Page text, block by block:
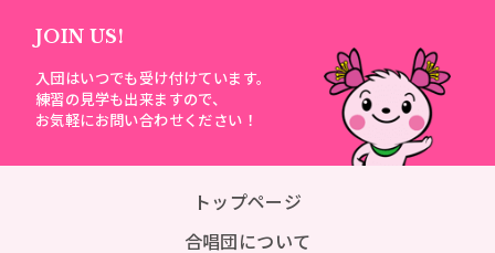
JOIN US!
入団はいつでも受け付けています。
練習の見学も出来ますので、
お気軽にお問い合わせください！
トップページ
合唱団について